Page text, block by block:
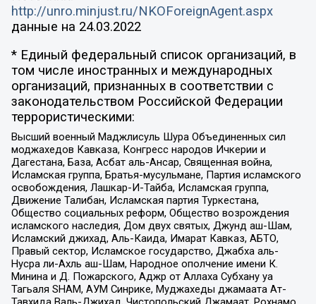
http://unro.minjust.ru/NKOForeignAgent.aspx
данные на 24.03.2022
* Единый федеральный список организаций, в
том числе иностранных и международных
организаций, признанных в соответствии с
законодательством Российской Федерации
террористическими:
Высший военный Маджлисуль Шура Объединенных сил
моджахедов Кавказа, Конгресс народов Ичкерии и
Дагестана, База, Асбат аль-Ансар, Священная война,
Исламская группа, Братья-мусульмане, Партия исламского
освобождения, Лашкар-И-Тайба, Исламская группа,
Движение Талибан, Исламская партия Туркестана,
Общество социальных реформ, Общество возрождения
исламского наследия, Дом двух святых, Джунд аш-Шам,
Исламский джихад, Аль-Каида, Имарат Кавказ, АБТО,
Правый сектор, Исламское государство, Джабха аль-
Нусра ли-Ахль аш-Шам, Народное ополчение имени К.
Минина и Д. Пожарского, Аджр от Аллаха Субхану уа
Тагьаля SHAM, АУМ Синрике, Муджахеды джамаата Ат-